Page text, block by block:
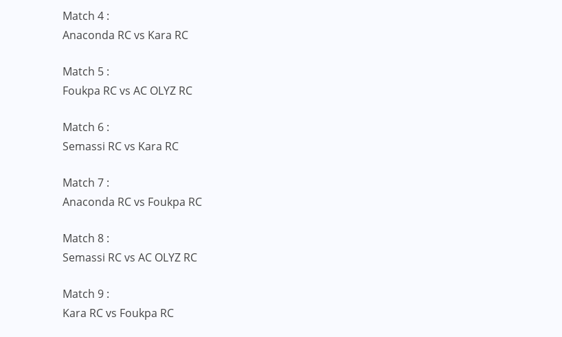
Match 4 :
Anaconda RC vs Kara RC
Match 5 :
Foukpa RC vs AC OLYZ RC
Match 6 :
Semassi RC vs Kara RC
Match 7 :
Anaconda RC vs Foukpa RC
Match 8 :
Semassi RC vs AC OLYZ RC
Match 9 :
Kara RC vs Foukpa RC
l’Adjafi Fashion Day 2025
réinvente la mode avec panache et
SEP 09, 2025